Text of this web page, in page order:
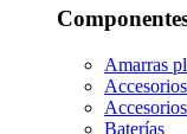
Amarras
Baterías